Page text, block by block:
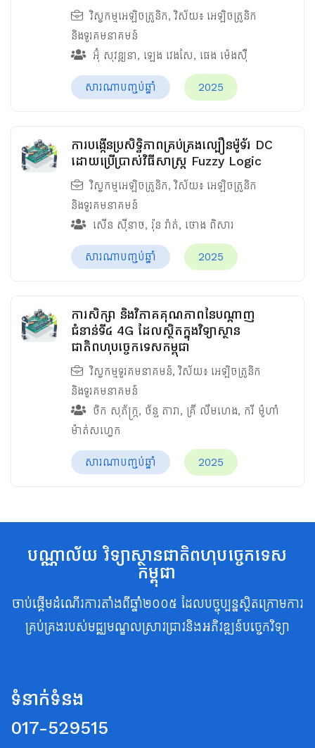
វិស្វកម្មអេឡិចត្រូនិក, វិស័យ៖ អេឡិចត្រូនិក
និងទូរគមនាគមន៍
អ៊ុំ សុវឌ្ឍនា, ឡេង វេងសែ, ផេង ម៉េងស៊ឺ
សារណាបញ្ចប់ឆ្នាំ 2025
ការបង្កើនប្រសិទ្ធិភាពគ្រប់គ្រងល្បឿនម៉ូទ័រ DC
ដោយប្រើប្រាស់វិធីសាស្រ្ត Fuzzy Logic
វិស្វកម្មអេឡិចត្រូនិក, វិស័យ៖ អេឡិចត្រូនិក
និងទូរគមនាគមន៍
សើន ស៊ីនាថ, រ៉ុន រ៉ាត់, ថោង ពិសារ
សារណាបញ្ចប់ឆ្នាំ 2025
ការសិក្សា និងវិភាគគុណភាពនៃបណ្ដាញ
ជំនាន់ទី៤ 4G ដែលស្ថិតក្នុងវិទ្យាស្ថាន
ជាតិពហុបច្ចេកទេសកម្ពុជា
វិស្វកម្មទូរគមនាគមន៍, វិស័យ៖ អេឡិចត្រូនិក
និងទូរគមនាគមន៍
ចិក សុភ័ក្រ្ក, ច័ន្ទ តារា, គ្រី លឹមហេង, ករី​ ម៉ូហាំ
ម៉ាត់សហ្វេក
សារណាបញ្ចប់ឆ្នាំ 2025
បណ្ណាល័យ វិទ្យាស្ថានជាតិពហុបច្ចេកទេស
កម្ពុជា
ចាប់ផ្តើមដំណើរការតាំងពីឆ្នាំ២០០៥ ដែលបច្ចុប្បន្នស្ថិតក្រោមការ
គ្រប់គ្រងរបស់មជ្ឈមណ្ឌលស្រាវជ្រាវនិងអភិវឌ្ឍន៍បច្ចេកវិទ្យា
ទំនាក់ទំនង
017-529515